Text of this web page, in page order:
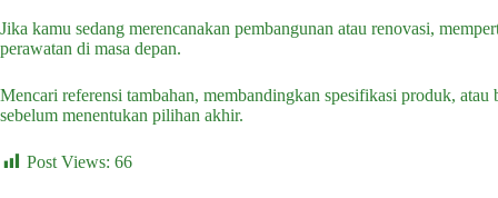
Jika kamu sedang merencanakan pembangunan atau renovasi,
perawatan di masa depan.
Mencari referensi tambahan, membandingkan spesifikasi produk,
sebelum menentukan pilihan akhir.
Post Views: 66